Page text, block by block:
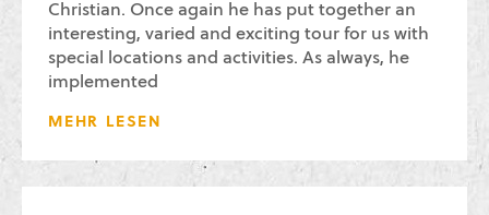
Christian. Once again he has put together an
interesting, varied and exciting tour for us with
special locations and activities. As always, he
implemented
MEHR LESEN